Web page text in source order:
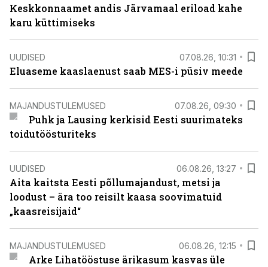
Keskkonnaamet andis Järvamaal eriload kahe
karu küttimiseks
UUDISED 07.08.26, 10:31
Eluaseme kaaslaenust saab MES-i püsiv meede
MAJANDUSTULEMUSED 07.08.26, 09:30
Puhk ja Lausing kerkisid Eesti suurimateks
toidutöösturiteks
UUDISED 06.08.26, 13:27
Aita kaitsta Eesti põllumajandust, metsi ja
loodust – ära too reisilt kaasa soovimatuid
„kaasreisijaid“
MAJANDUSTULEMUSED 06.08.26, 12:15
Arke Lihatööstuse ärikasum kasvas üle